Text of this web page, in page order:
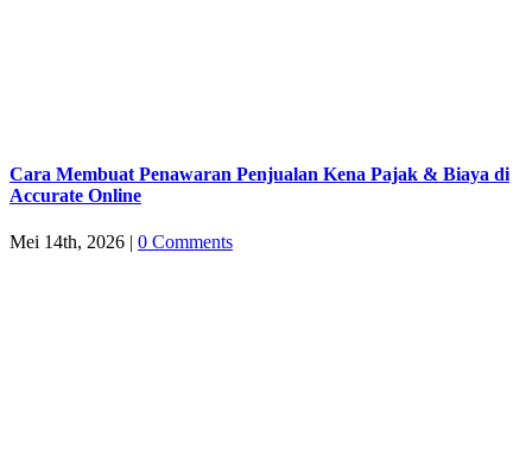
Cara Membuat Penawaran Penjualan Kena Pajak & Biaya di
Accurate Online
Mei 14th, 2026 | 0 Comments